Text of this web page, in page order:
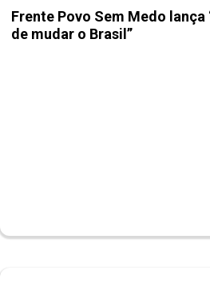
Frente Povo Sem Medo lança
de mudar o Brasil”